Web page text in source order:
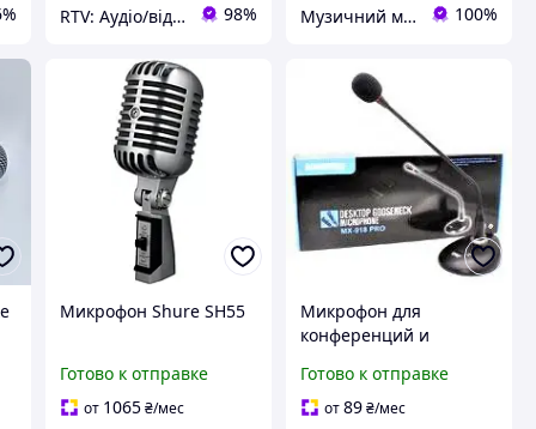
RTV: Аудіо/відео, побутова та комп'ютерна техніка з Європи 98% Музичний магазин "Перша струна" 100%
Микрофон Shure SH55
Готово к отправке
от 1065 ₴/мес
Микрофон для
конференций и
MX718, радиомикрофон
Готово к отправке
от89₴/мес